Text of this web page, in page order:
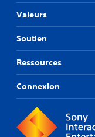
Valeurs
Soutien
Ressources
Connexion